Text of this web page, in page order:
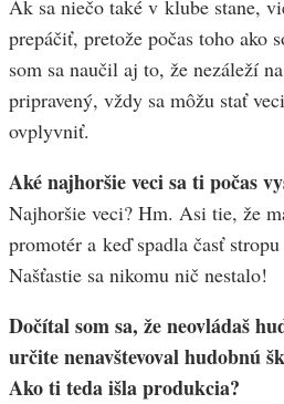
Ak sa niečo také v klube stane,
prepáčiť, pretože počas toho ako
som sa naučil aj to, že nezáleží
pripravený, vždy sa môžu stať
ovplyvniť.
Aké najhoršie veci sa ti počas
Najhoršie veci? Hm. Asi tie, že
promotér a keď spadla časť
Našťastie sa nikomu nič nestalo!
Dočítal som sa, že neovládaš
určite nenavštevoval hudobnú
Ako ti teda išla produkcia?